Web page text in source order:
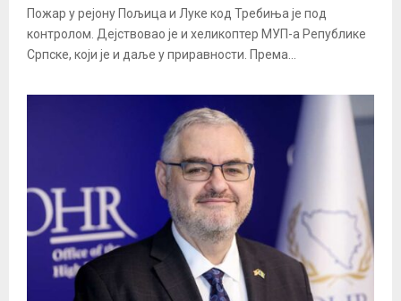
Пожар у рејону Пољица и Луке код Требиња је под
контролом. Дејствовао је и хеликоптер МУП-а Републике
Српске, који је и даље у приравности. Према...